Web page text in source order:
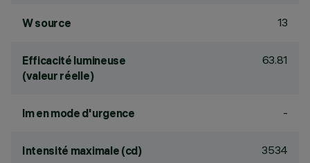
W source 13
Efficacité lumineuse
(valeur réelle)
63.81
lm en mode d'urgence -
Intensité maximale (cd) 3534